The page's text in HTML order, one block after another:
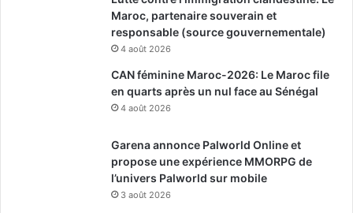
Maroc, partenaire souverain et
responsable (source gouvernementale)
4 août 2026
CAN féminine Maroc-2026: Le Maroc file
en quarts après un nul face au Sénégal
4 août 2026
Garena annonce Palworld Online et
propose une expérience MMORPG de
l’univers Palworld sur mobile
3 août 2026